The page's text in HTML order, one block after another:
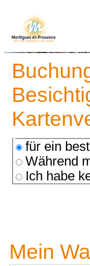
für ein
Während
Ich habe
Mein